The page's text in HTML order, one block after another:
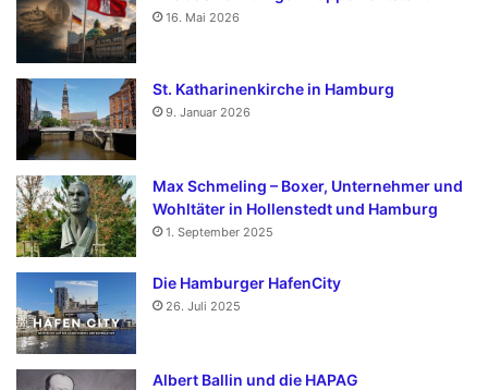
16. Mai 2026
St. Katharinenkirche in Hamburg
9. Januar 2026
Max Schmeling – Boxer, Unternehmer und
Wohltäter in Hollenstedt und Hamburg
1. September 2025
Die Hamburger HafenCity
26. Juli 2025
Albert Ballin und die HAPAG